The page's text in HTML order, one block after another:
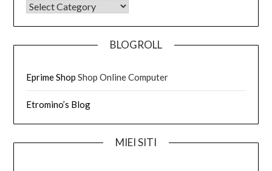
DI COSA HO SCRITTO
BLOGROLL
Eprime Shop Shop Online Computer
Etromino’s Blog
MIEI SITI